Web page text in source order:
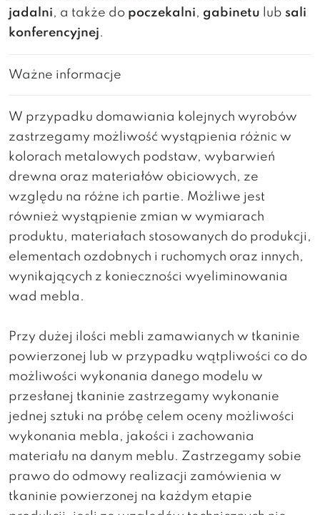
jadalni, a także do poczekalni, gabinetu lub sali
konferencyjnej.
Ważne informacje
W przypadku domawiania kolejnych wyrobów
zastrzegamy możliwość wystąpienia różnic w
kolorach metalowych podstaw, wybarwień
drewna oraz materiałów obiciowych, ze
względu na różne ich partie. Możliwe jest
również wystąpienie zmian w wymiarach
produktu, materiałach stosowanych do produkcji,
elementach ozdobnych i ruchomych oraz innych,
wynikających z konieczności wyeliminowania
wad mebla.
Przy dużej ilości mebli zamawianych w tkaninie
powierzonej lub w przypadku wątpliwości co do
możliwości wykonania danego modelu w
przesłanej tkaninie zastrzegamy wykonanie
jednej sztuki na próbę celem oceny możliwości
wykonania mebla, jakości i zachowania
materiału na danym meblu. Zastrzegamy sobie
prawo do odmowy realizacji zamówienia w
tkaninie powierzonej na każdym etapie